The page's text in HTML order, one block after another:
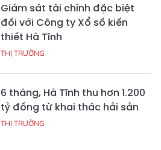
Giám sát tài chính đặc biệt
đối với Công ty Xổ số kiến
thiết Hà Tĩnh
THỊ TRƯỜNG
6 tháng, Hà Tĩnh thu hơn 1.200
tỷ đồng từ khai thác hải sản
THỊ TRƯỜNG